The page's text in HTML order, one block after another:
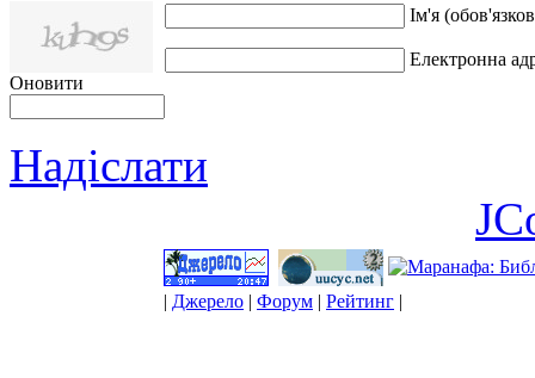
Оновити
Ім'я
Електронна
Надіслати
Джерело Форум Рейтинг